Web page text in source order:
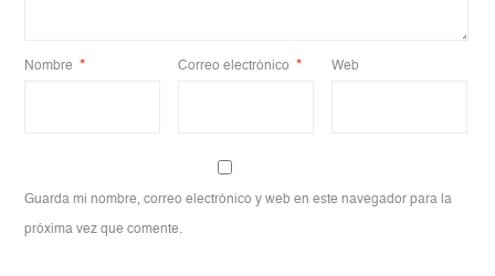
Nombre * Correo electrónico * Web
Guarda mi nombre, correo electrónico y web en este navegador para la
próxima vez que comente.